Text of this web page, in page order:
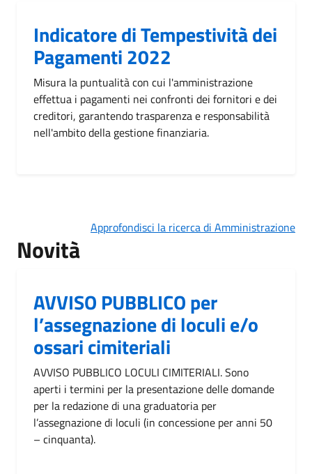
Indicatore di Tempestività dei
Pagamenti 2022
Misura la puntualità con cui l'amministrazione
effettua i pagamenti nei confronti dei fornitori e dei
creditori, garantendo trasparenza e responsabilità
nell'ambito della gestione finanziaria.
Approfondisci la ricerca di Amministrazione
Novità
AVVISO PUBBLICO per
l’assegnazione di loculi e/o
ossari cimiteriali
AVVISO PUBBLICO LOCULI CIMITERIALI. Sono
aperti i termini per la presentazione delle domande
per la redazione di una graduatoria per
l’assegnazione di loculi (in concessione per anni 50
– cinquanta).